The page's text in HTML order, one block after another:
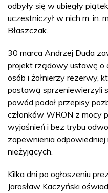
odbyły się w ubiegły
uczestniczył w nich m. in.
Błaszczak.
30 marca Andrzej Duda
projekt rządowy ustawę o
osób i żołnierzy rezerwy,
postawą sprzeniewierzyli
powód podał przepisy
członków WRON z mocy
wyjaśnień i bez trybu
zapewnienia
nieżyjących.
Kilka dni po ogłoszeniu
Jarosław Kaczyński